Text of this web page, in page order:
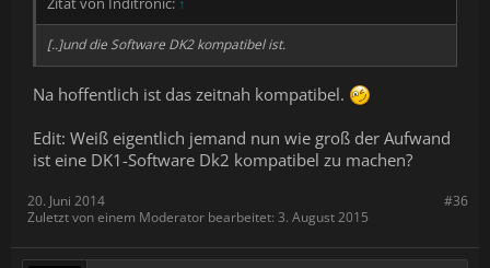
[..]und die Software DK2 kompatibel ist.
Na hoffentlich ist das zeitnah kompatibel.
Edit: Weiß eigentlich jemand nun wie groß der Aufwand
ist eine DK1-Software Dk2 kompatibel zu machen?
#36
20. Juni 2014
Zuletzt von einem Moderator bearbeitet: 3. August 2015